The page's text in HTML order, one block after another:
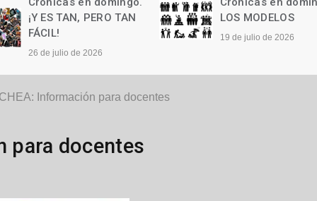
LOS MODELOS
19 de julio de 2026
Las palabras
12 de julio de 2026
Información para docentes
para docentes